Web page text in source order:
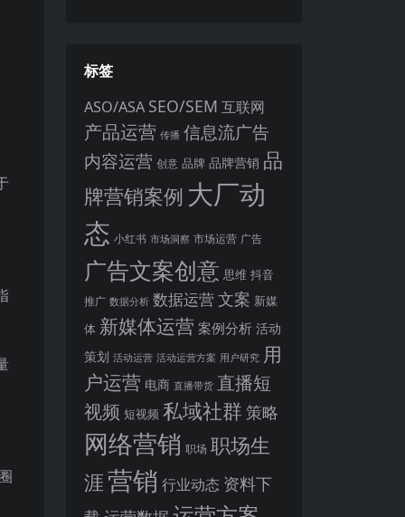
标签
ASO/ASA SEO/SEM 互联网
产品运营 传播 信息流广告
内容运营 创意 品牌 品牌营销 品
牌营销案例 大厂动
态 小红书 市场洞察 市场运营 广告
广告文案创意 思维 抖音
推广 数据分析 数据运营 文案 新媒
体 新媒体运营 案例分析 活动
策划 活动运营 活动运营方案 用户研究 用
户运营 电商 直播带货 直播短
视频 短视频 私域社群 策略
网络营销 职场 职场生
涯营销 行业动态 资料下